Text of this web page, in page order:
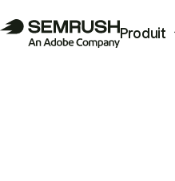
Produit